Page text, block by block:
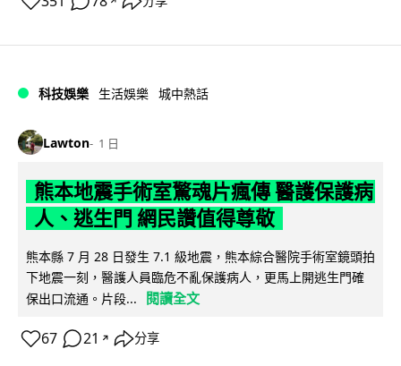
科技娛樂 生活娛樂 城中熱話
Lawton 1 日
熊本地震手術室驚魂片瘋傳 醫護保護病
人、逃生門 網民讚值得尊敬
熊本縣 7 月 28 日發生 7.1 級地震，熊本綜合醫院手術室鏡頭拍
下地震一刻，醫護人員臨危不亂保護病人，更馬上開逃生門確
保出口流通。片段...
閱讀全文
67 21 ↗ 分享